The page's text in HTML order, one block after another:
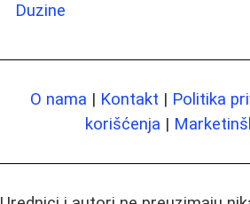
Duzine
O nama | Kontakt | Politika
korišćenja |